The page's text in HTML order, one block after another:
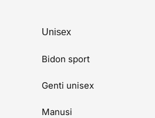
Unisex
Bidon sport
Genti unisex
Manusi